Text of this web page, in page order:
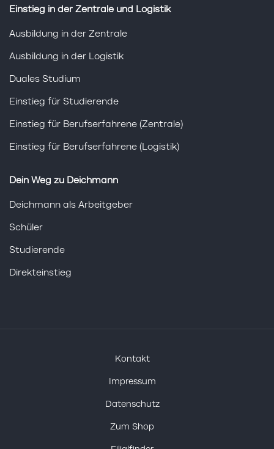
Einstieg in der Zentrale und Logistik
Ausbildung in der Zentrale
Ausbildung in der Logistik
Duales Studium
Einstieg für Studierende
Einstieg für Berufserfahrene (Zentrale)
Einstieg für Berufserfahrene (Logistik)
Dein Weg zu Deichmann
Deichmann als Arbeitgeber
Schüler
Studierende
Direkteinstieg
Kontakt
Impressum
Datenschutz
Zum Shop